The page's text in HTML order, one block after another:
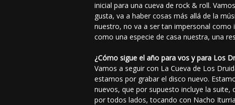
inicial para una cueva de rock & roll.
gusta, va a haber cosas más allá de la
nuestro, no va a ser tan impersonal
como una especie de casa nuestra, una
¿Cómo sigue el año para vos y para Los
Vamos a seguir con La Cueva de Los
estamos por grabar el disco nuevo.
nuevos, que por supuesto incluye la
por todos lados, tocando con Nacho